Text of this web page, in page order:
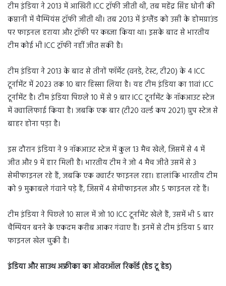
टीम इंडिया ने 2013 में आखिरी ICC ट्रॉफी जीती थी, तब महेंद्र सिंह धोनी की
कप्तानी में चैम्पियंस ट्रॉफी जीती थी। तब 2013 में इंग्लैंड को उसी के होमग्राउंड
पर फाइनल हराया और ट्रॉफी पर कब्जा किया था। इसके बाद से भारतीय
टीम कोई भी ICC ट्रॉफी नहीं जीत सकी है।
टीम इंडिया ने 2013 के बाद से तीनों फॉर्मेट (वनडे, टेस्ट, टी20) के 4 ICC
टूर्नामेंट में 2023 तक 10 बार हिस्सा लिया है। यह टीम इंडिया का 11वां ICC
टूर्नामेंट है। टीम इंडिया पिछले 10 में से 9 बार ICC टूर्नामेंट के नॉकआउट स्टेज
में क्वालिफाई किया है। जबकि एक बार (टी20 वर्ल्ड कप 2021) ग्रुप स्टेज से
बाहर होना पड़ा है।
इस दौरान इंडिया ने 9 नॉकआउट स्टेज में कुल 13 मैच खेले, जिसमें से 4 में
जीत और 9 में हार मिली है। भारतीय टीम ने जो 4 मैच जीते उसमें से 3
सेमीफाइनल रहे हैं, जबकि एक क्वार्टर फाइनल रहा। हालांकि भारतीय टीम
को 9 मुकाबले गंवाने पड़े हैं, जिसमें 4 सेमीफाइनल और 5 फाइनल रहे हैं।
टीम इंडिया ने पिछले 10 साल में जो 10 ICC टूर्नामेंट खेले हैं, उसमें भी 5 बार
चैम्पियन बनने के एकदम करीब आकर गंवाए हैं। इनमें से टीम इंडिया 5 बार
फाइनल खेल चुकी है।
इंडिया और साउथ अफ्रीका का ओवरऑल रिकॉर्ड (हेड टू हेड)